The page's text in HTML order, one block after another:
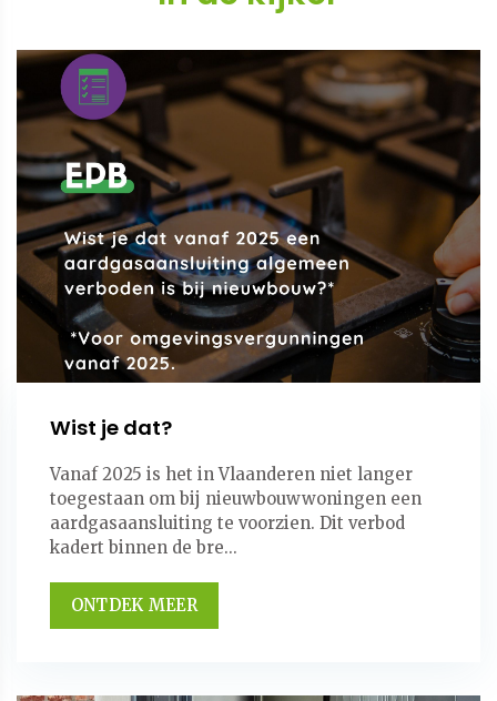
Wist je dat?
Vanaf 2025 is het in Vlaanderen niet langer
toegestaan om bij nieuwbouwwoningen een
aardgasaansluiting te voorzien. Dit verbod
kadert binnen de bre...
ONTDEK MEER